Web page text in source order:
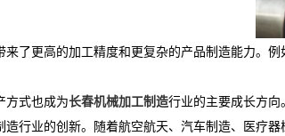
了更高的加工精度和更复杂的产品制造能力。
方式也成为长春机械加工制造行业的主要成长方向
行业的创新。随着航空航天、汽车制造、医疗